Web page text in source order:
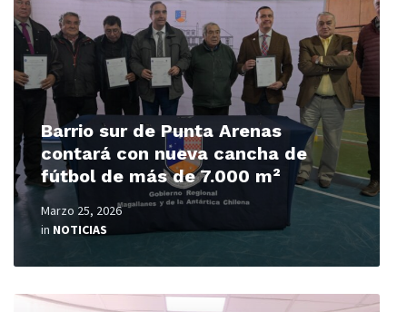
Barrio sur de Punta Arenas
contará con nueva cancha de
fútbol de más de 7.000 m²
Marzo 25, 2026
in NOTICIAS
Read